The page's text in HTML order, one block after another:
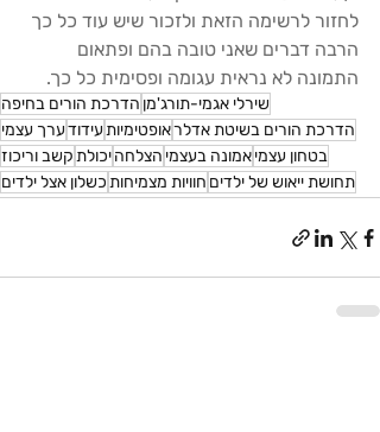
לחזור לרשימה הזאת ולזכור שיש עוד כל כך
הרבה דברים שאני טובה בהם ופתאום
התמונה לא נראית עגומה ופסימית כל כך.
שירלי אגמי-תורג'מן הדרכת הורים בחיפה
הדרכת הורים בשיטת אדלראופטימיותעידודערך עצמי
בטחון עצמיאמונה בעצמי הצלחהיכולתקשב וריכוז
תחושת ייאוש של ילדים חוויות מצמיחותכשלון אצל ילדים